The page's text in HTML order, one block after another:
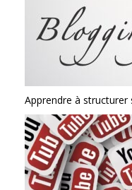
Apprendre à